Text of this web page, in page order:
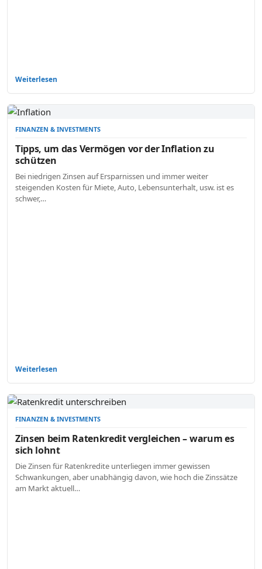
Weiterlesen
FINANZEN & INVESTMENTS
Tipps, um das Vermögen vor der Inflation zu
schützen
Bei niedrigen Zinsen auf Ersparnissen und immer weiter
steigenden Kosten für Miete, Auto, Lebensunterhalt, usw. ist es
schwer,…
Weiterlesen
FINANZEN & INVESTMENTS
Zinsen beim Ratenkredit vergleichen – warum es
sich lohnt
Die Zinsen für Ratenkredite unterliegen immer gewissen
Schwankungen, aber unabhängig davon, wie hoch die Zinssätze
am Markt aktuell…